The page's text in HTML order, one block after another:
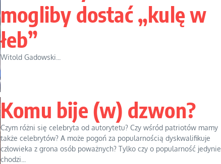
mogliby dostać „kulę w
łeb”
Witold Gadowski...
Komu bije (w) dzwon?
Czym różni się celebryta od autorytetu? Czy wśród patriotów mamy
także celebrytów? A może pogoń za popularnością dyskwalifikuje
człowieka z grona osób poważnych? Tylko czy o popularność jedynie
chodzi...